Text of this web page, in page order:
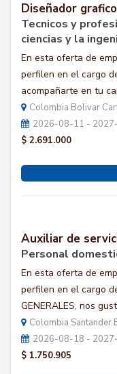
Diseñador grafico
Tecnicos y
ciencias y la
En esta oferta de
perfilen en el cargo
acompañarte en tu
Colombia Bolivar
2026-08-11 -
$ 2.691.000
Auxiliar de
Personal
En esta oferta de
perfilen en el cargo
GENERALES, nos
Colombia Santander
2026-08-18 -
$ 1.750.905